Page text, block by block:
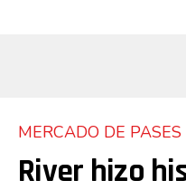
MERCADO DE PASES
River hizo